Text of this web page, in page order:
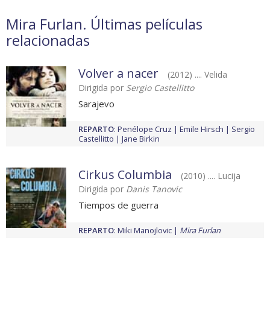
Mira Furlan. Últimas películas
relacionadas
Volver a nacer
(2012) .... Velida
Dirigida por Sergio Castellitto
Sarajevo
REPARTO: Penélope Cruz Emile Hirsch
Sergio
Castellitto
Jane Birkin
Cirkus Columbia
(2010) .... Lucija
Dirigida por Danis Tanovic
Tiempos de guerra
REPARTO: Miki Manojlovic Mira Furlan